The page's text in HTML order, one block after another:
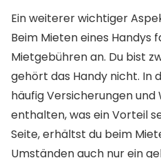
Ein weiterer wichtiger
Beim Mieten eines
Mietgebühren an. Du bist
gehört das Handy nicht. In
häufig Versicherungen
enthalten, was ein Vorteil
Seite, erhältst du beim
Umständen auch nur ein